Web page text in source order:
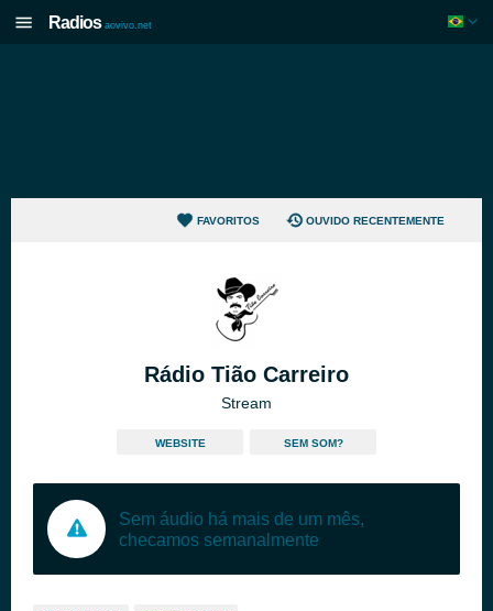
Radios aovivo.net
FAVORITOS OUVIDO RECENTEMENTE
Rádio Tião Carreiro
Stream
WEBSITE SEM SOM?
Sem áudio há mais de um mês,
checamos semanalmente